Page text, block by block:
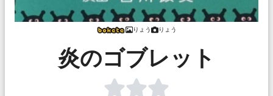
りょう りょう
炎のゴブレット